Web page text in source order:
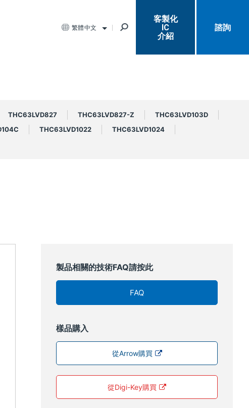
繁體中文
客製化
IC
介紹
諮詢
THC63LVD827 THC63LVD827-Z
THC63LVD103D
THC63LVD1022
THC63LVD1024
製品相關的技術FAQ請按此
FAQ
樣品購入
從Arrow購買
從Digi-Key購買